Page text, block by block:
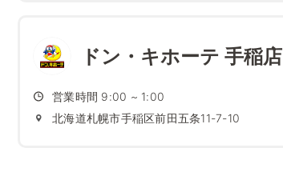
ドン・キホーテ 手稲店
営業時間 9:00 ~ 1:00
北海道札幌市手稲区前田五条11-7-10